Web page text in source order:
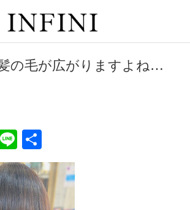
の毛が広がりますよね…
Hatena
Line
有